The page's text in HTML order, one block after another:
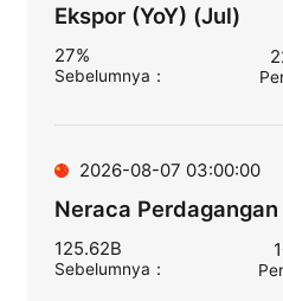
Ekspor (YoY) (Jul)
27%
Sebelumnya ：
2026-08-07 03:00:00
Neraca Perdagangan
125.62B
Sebelumnya ：